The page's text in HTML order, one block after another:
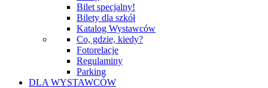
Bilet specjalny!
Bilety dla szkół
Katalog Wystawców
Co, gdzie, kiedy?
Fotorelacje
Regulaminy
Parking
DLA WYSTAWCÓW